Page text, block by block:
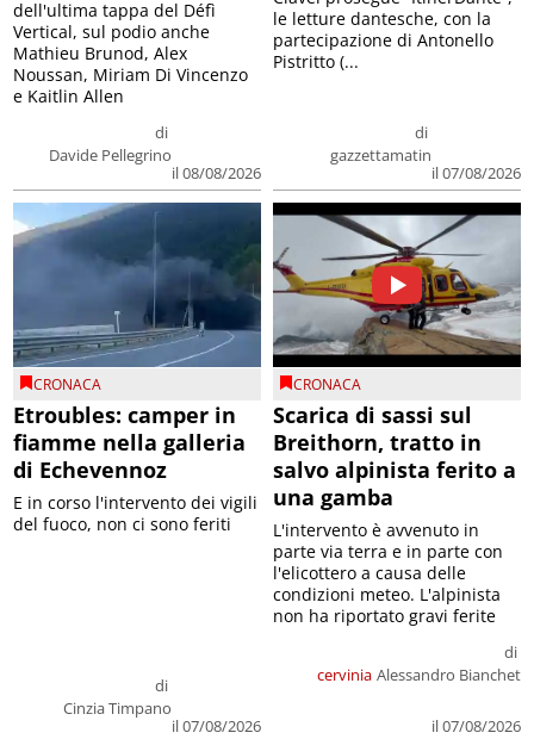
di
Davide Pellegrino
il 08/08/2026
dell'ultima tappa del Défì
Vertical, sul podio anche
Mathieu Brunod, Alex
Noussan, Miriam Di Vincenzo
e Kaitlin Allen
di
gazzettamatin
il 07/08/2026
le letture dantesche, con la
partecipazione di Antonello
Pistritto (...
CRONACA
Etroubles: camper in
fiamme nella galleria
di Echevennoz
di
Cinzia Timpano
il 07/08/2026
E in corso l'intervento dei vigili
del fuoco, non ci sono feriti
CRONACA
Scarica di sassi sul
Breithorn, tratto in
salvo alpinista ferito a
una gamba
cervinia
di
Alessandro Bianchet
il 07/08/2026
L'intervento è avvenuto in
parte via terra e in parte con
l'elicottero a causa delle
condizioni meteo. L'alpinista
non ha riportato gravi ferite